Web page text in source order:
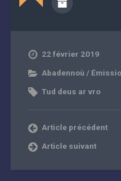
22 février 2019
Abadennoù /
Tud deus ar vro
Article précédent
Article suivant